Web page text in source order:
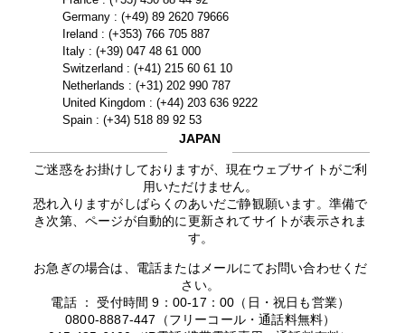
Germany : (+49) 89 2620 79666
Ireland : (+353) 766 705 887
Italy : (+39) 047 48 61 000
Switzerland : (+41) 215 60 61 10
Netherlands : (+31) 202 990 787
United Kingdom : (+44) 203 636 9222
Spain : (+34) 518 89 92 53
JAPAN
ご迷惑をお掛けしておりますが、現在ウェブサイトがご利
用いただけません。
恐れ入りますがしばらくのあいだご静観願います。準備で
き次第、ページが自動的に更新されてサイトが表示されま
す。
お急ぎの場合は、電話またはメールにてお問い合わせくだ
さい。
電話 ： 受付時間 9：00-17：00（日・祝日も営業）
0800-8887-447（フリーコール・通話料無料）